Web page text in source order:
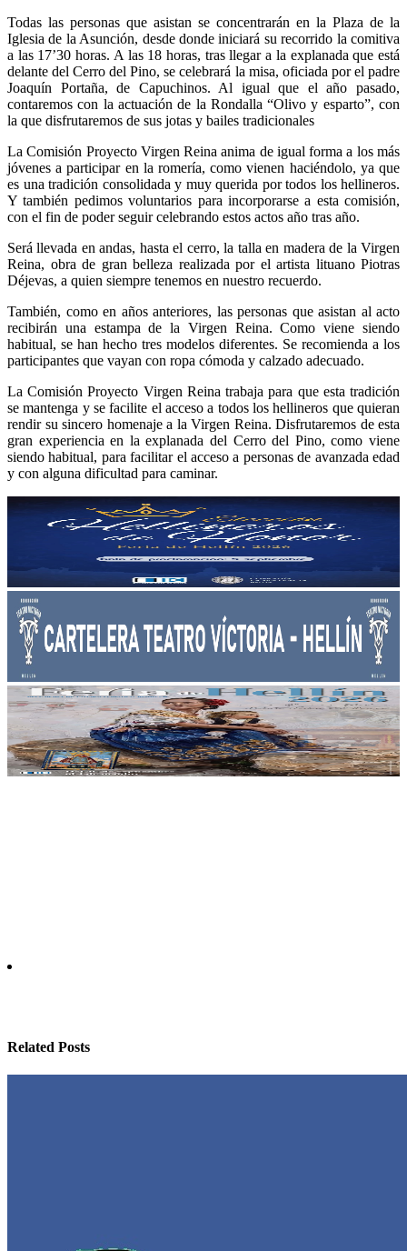
Todas las personas que asistan se concentrarán en la Plaza de la
Iglesia de la Asunción, desde donde iniciará su recorrido la comitiva
a las 17’30 horas. A las 18 horas, tras llegar a la explanada que está
delante del Cerro del Pino, se celebrará la misa, oficiada por el padre
Joaquín Portaña, de Capuchinos. Al igual que el año pasado,
contaremos con la actuación de la Rondalla “Olivo y esparto”, con
la que disfrutaremos de sus jotas y bailes tradicionales
La Comisión Proyecto Virgen Reina anima de igual forma a los más
jóvenes a participar en la romería, como vienen haciéndolo, ya que
es una tradición consolidada y muy querida por todos los hellineros.
Y también pedimos voluntarios para incorporarse a esta comisión,
con el fin de poder seguir celebrando estos actos año tras año.
Será llevada en andas, hasta el cerro, la talla en madera de la Virgen
Reina, obra de gran belleza realizada por el artista lituano Piotras
Déjevas, a quien siempre tenemos en nuestro recuerdo.
También, como en años anteriores, las personas que asistan al acto
recibirán una estampa de la Virgen Reina. Como viene siendo
habitual, se han hecho tres modelos diferentes. Se recomienda a los
participantes que vayan con ropa cómoda y calzado adecuado.
La Comisión Proyecto Virgen Reina trabaja para que esta tradición
se mantenga y se facilite el acceso a todos los hellineros que quieran
rendir su sincero homenaje a la Virgen Reina. Disfrutaremos de esta
gran experiencia en la explanada del Cerro del Pino, como viene
siendo habitual, para facilitar el acceso a personas de avanzada edad
y con alguna dificultad para caminar.
Related Posts